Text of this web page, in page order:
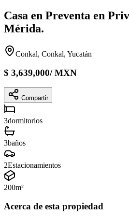
Casa en Preventa en
Mérida.
Conkal, Conkal, Yucatán
$ 3,639,000/MXN
Compartir
3dormitorios
3baños
2Estacionamientos
200m²
Acerca de esta propiedad